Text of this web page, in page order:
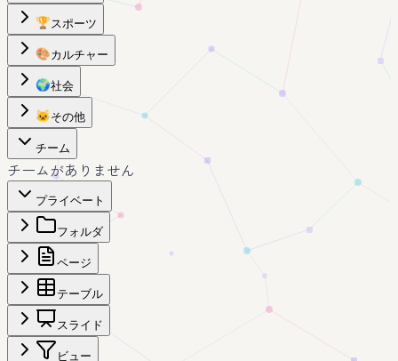
🏆スポーツ
🎨カルチャー
🌍社会
🐱 その他
チーム
チームがありません
プライベート
フォルダ
ページ
テーブル
スライド
ビュー